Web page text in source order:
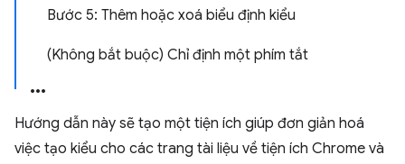
Bước 5: Thêm hoặc xoá biểu định kiểu
(Không bắt buộc) Chỉ định một phím tắt
Hướng dẫn này sẽ tạo một tiện ích giúp đơn giản hoá
việc tạo kiểu cho các trang tài liệu về tiện ích Chrome và